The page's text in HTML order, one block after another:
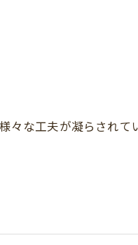
な工夫が凝らされて